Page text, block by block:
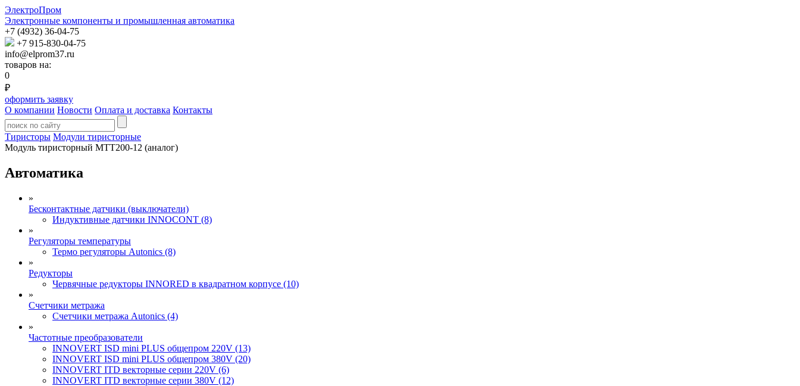
ЭлектроПром
Электронные компоненты и промышленная автоматика
+7 (4932) 36-04-75
+7 915-830-04-75
info@elprom37.ru
товаров на:
0
₽
оформить заявку
О компании Новости Оплата и доставка Контакты
Тиристоры Модули тиристорные
Модуль тиристорный МТТ200-12 (аналог)
Автоматика
»
Бесконтактные датчики (выключатели)
Индуктивные датчики INNOCONT (8)
»
Регуляторы температуры
Термо регуляторы Autonics (8)
»
Редукторы
Червячные редукторы INNORED в квадратном корпусе (10)
»
Счетчики метража
Счетчики метража Autonics (4)
»
Частотные преобразователи
INNOVERT ISD mini PLUS общепром 220V (13)
INNOVERT ISD mini PLUS общепром 380V (20)
INNOVERT ITD векторные серии 220V (6)
INNOVERT ITD векторные серии 380V (12)